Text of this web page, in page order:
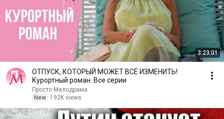
3:23:01
ОТПУСК, КОТОРЫЙ МОЖЕТ ВСЁ ИЗМЕНИТЬ!
Курортный роман. Все серии
Просто Мелодрама
New
192K views